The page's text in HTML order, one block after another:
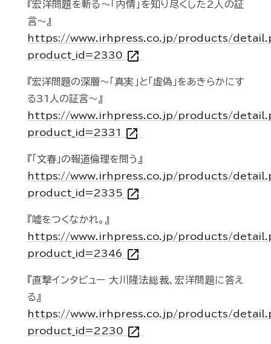
『宏洋問題を斬る～「内情」を知り尽くした2人の証
言～』
https://www.irhpress.co.jp/products/
product_id=2330 open_in_new
『宏洋問題の深層～「真実」と「虚偽」をあきらかにす
る31人の証言～』
https://www.irhpress.co.jp/products/
product_id=2331 open_in_new
『「文春」の報道倫理を問う』
https://www.irhpress.co.jp/products/
product_id=2335 open_in_new
『嘘をつくなかれ。』
https://www.irhpress.co.jp/products/
product_id=2346 open_in_new
『直撃インタビュー 大川隆法総裁、宏洋問題に答え
る』
https://www.irhpress.co.jp/products/
product_id=2230 open_in_new